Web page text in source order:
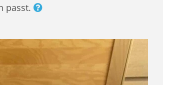
passt.